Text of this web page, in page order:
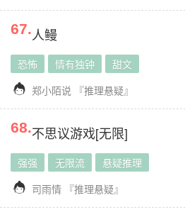
67.人鳗
恐怖 情有独钟 甜文
 郑小陌说 『推理悬疑』
68.不思议游戏[无限]
强强 无限流 悬疑推理
 司雨情 『推理悬疑』